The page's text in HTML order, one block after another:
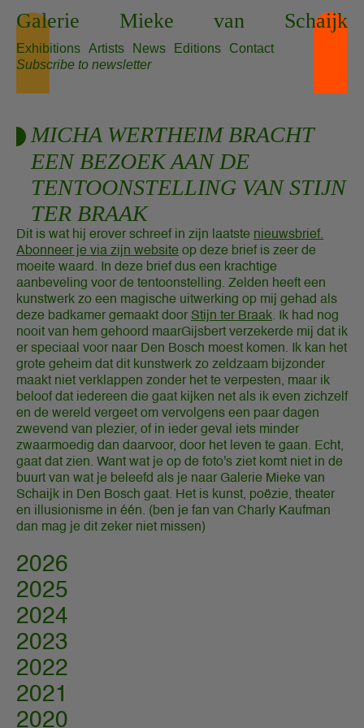
Galerie Mieke van Schaijk
Exhibitions Artists News Editions
Contact
Subscribe to newsletter
MICHA WERTHEIM BRACHT
EEN BEZOEK AAN DE
TENTOONSTELLING VAN STIJN
TER BRAAK
Dit is wat hij erover schreef in zijn laatste nieuwsbrief.
Abonneer je via zijn website op deze brief is zeer de
moeite waard. In deze brief dus een krachtige
aanbeveling voor de tentoonstelling. Zelden heeft een
kunstwerk zo een magische uitwerking op mij gehad als
deze badkamer gemaakt door Stijn ter Braak. Ik had nog
nooit van hem gehoord maarGijsbert verzekerde mij dat ik
er speciaal voor naar Den Bosch moest komen. Ik kan het
grote geheim dat dit kunstwerk zo zeldzaam bijzonder
maakt niet verklappen zonder het te verpesten, maar ik
beloof dat iedereen die gaat kijken net als ik even zichzelf
en de wereld vergeet om vervolgens een paar dagen
zwevend van plezier, of in ieder geval iets minder
zwaarmoedig dan daarvoor, door het leven te gaan. Echt,
gaat dat zien. Want wat je op de foto's ziet komt niet in de
buurt van wat je beleefd als je naar Galerie Mieke van
Schaijk in Den Bosch gaat. Het is kunst, poëzie, theater
en illusionisme in één. (ben je fan van Charly Kaufman
dan mag je dit zeker niet missen)
2026
2025
2024
2023
2022
2021
2020